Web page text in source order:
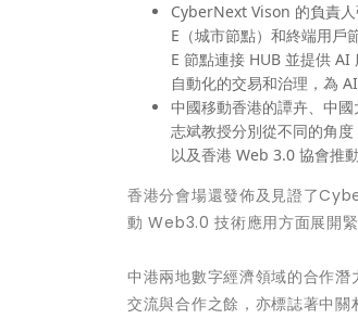
CyberNext Vison 的負責
E（城市節點）和終端用戶
E 節點連接 HUB 並提供
自動化的交易和治理，為
中國移動香港的譚卉、中
志斌教授分別從不同的角
以及香港 Web 3.0 協會推
香港分會場還發佈及見證了
動 Web3.0 技術應用方面展開緊
中港兩地數字經濟領域的合作
交流與合作之餘，亦標誌著中